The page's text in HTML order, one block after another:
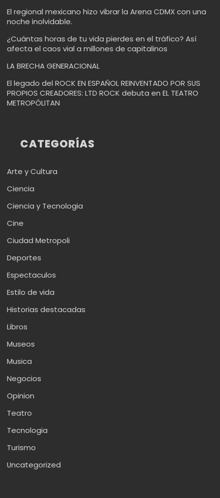
El regional mexicano hizo vibrar la Arena CDMX con una
noche inolvidable.
¿Cuántas horas de tu vida pierdes en el tráfico? Así
afecta el caos vial a millones de capitalinos
LA BRECHA GENERACIONAL
El legado del ROCK EN ESPAÑOL REINVENTADO POR SUS
PROPIOS CREADORES: LTD ROCK debuta en EL TEATRO
METROPÓLITAN
CATEGORÍAS
Arte y Cultura
Ciencia
Ciencia y Tecnologia
Cine
Ciudad Metropoli
Deportes
Espectaculos
Estilo de vida
Historias destacadas
Libros
Museos
Musica
Negocios
Opinion
Teatro
Tecnologia
Turismo
Uncategorized